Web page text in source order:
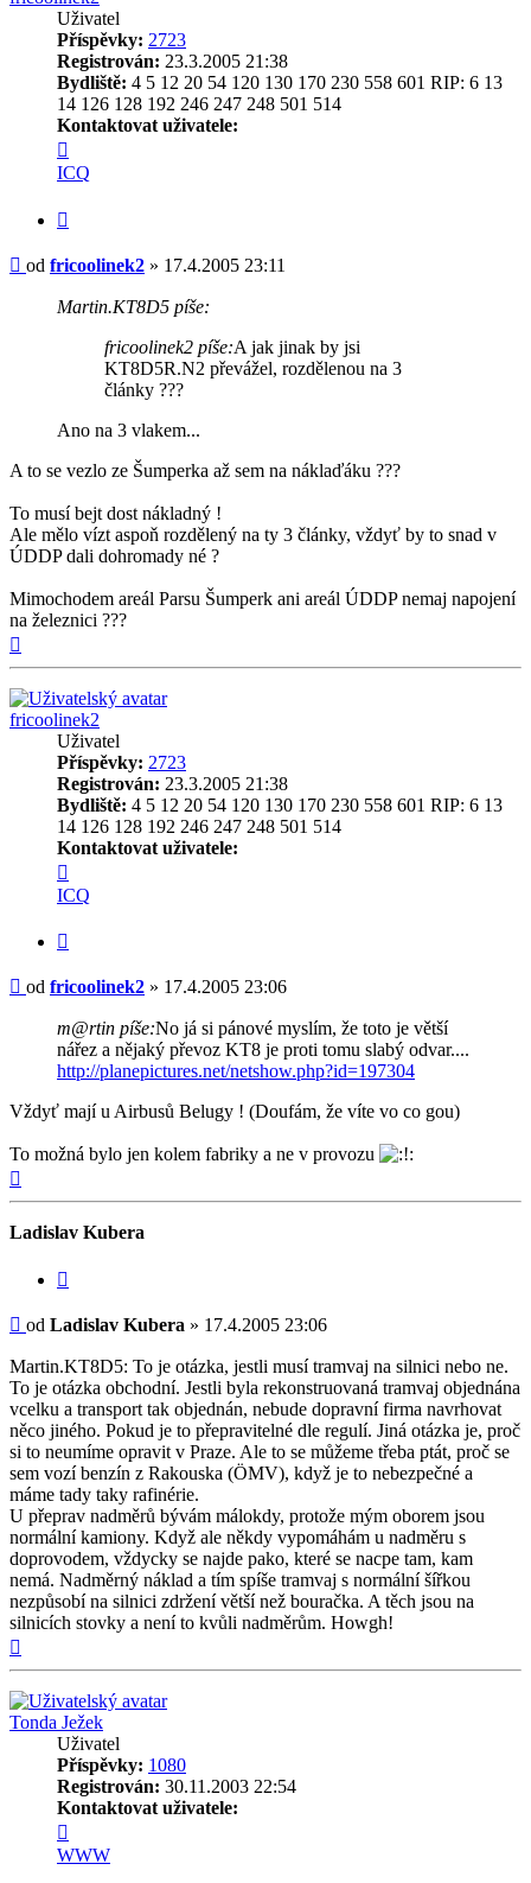
Uživatel
Příspěvky: 2723
Registrován: 23.3.2005 21:38
Bydliště: 4 5 12 20 54 120 130 170 230 558 601 RIP: 6 13
14 126 128 192 246 247 248 501 514
Kontaktovat uživatele:
uživatele
fricoolinek2
ICQ
Příspěvek
od fricoolinek2 » 17.4.2005 23:11
Martin.KT8D5 píše:
fricoolinek2 píše:A jak jinak by jsi
KT8D5R.N2 převážel, rozdělenou na 3
články ???
Ano na 3 vlakem...
A to se vezlo ze Šumperka až sem na náklaďáku ???
To musí bejt dost nákladný !
Ale mělo vízt aspoň rozdělený na ty 3 články, vždyť by to snad v
ÚDDP dali dohromady né ?
Mimochodem areál Parsu Šumperk ani areál ÚDDP nemaj napojení
na železnici ???
fricoolinek2
Uživatel
Příspěvky: 2723
Registrován: 23.3.2005 21:38
Bydliště: 4 5 12 20 54 120 130 170 230 558 601 RIP: 6 13
14 126 128 192 246 247 248 501 514
Kontaktovat uživatele:
uživatele
fricoolinek2
ICQ
Příspěvek
od fricoolinek2 » 17.4.2005 23:06
m@rtin píše:No já si pánové myslím, že toto je větší
nářez a nějaký převoz KT8 je proti tomu slabý odvar....
http://planepictures.net/netshow.php?id=197304
Vždyť mají u Airbusů Belugy ! (Doufám, že víte vo co gou)
To možná bylo jen kolem fabriky a ne v provozu
Ladislav Kubera
Příspěvek
od Ladislav Kubera » 17.4.2005 23:06
Martin.KT8D5: To je otázka, jestli musí tramvaj na silnici nebo ne.
To je otázka obchodní. Jestli byla rekonstruovaná tramvaj objednána
vcelku a transport tak objednán, nebude dopravní firma navrhovat
něco jiného. Pokud je to přepravitelné dle regulí. Jiná otázka je, proč
si to neumíme opravit v Praze. Ale to se můžeme třeba ptát, proč se
sem vozí benzín z Rakouska (ÖMV), když je to nebezpečné a
máme tady taky rafinérie.
U přeprav nadměrů bývám málokdy, protože mým oborem jsou
normální kamiony. Když ale někdy vypomáhám u nadměru s
doprovodem, vždycky se najde pako, které se nacpe tam, kam
nemá. Nadměrný náklad a tím spíše tramvaj s normální šířkou
nezpůsobí na silnici zdržení větší než bouračka. A těch jsou na
silnicích stovky a není to kvůli nadměrům. Howgh!
Tonda Ježek
Uživatel
Příspěvky: 1080
Registrován: 30.11.2003 22:54
Kontaktovat uživatele:
uživatele
Tonda
WWW